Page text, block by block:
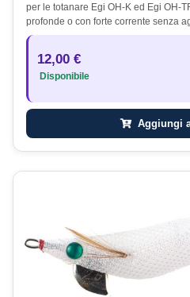
per le totanare Egi OH-K ed Egi OH-
profonde o con forte corrente senza
12,00 €
Disponibile
Aggiungi